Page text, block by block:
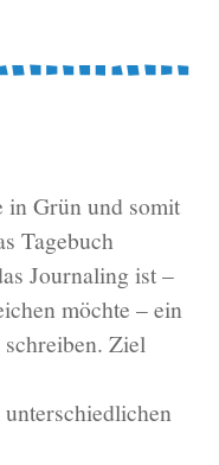
in Grün und somit
Tagebuch
Journaling ist –
möchte – ein
Ziel